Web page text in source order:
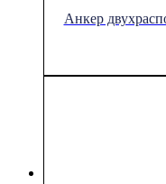
Анкер